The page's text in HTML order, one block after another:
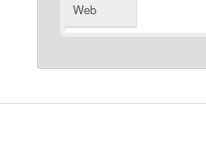
Web